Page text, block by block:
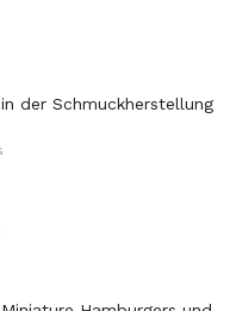
der Schmuckherstellung